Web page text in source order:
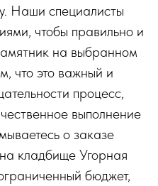
Наши специалисты
чтобы правильно и
на выбранном
что это важный и
процесс,
выполнение
о заказе
кладбище Угорная
бюджет,